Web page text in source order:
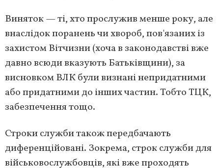
Виняток — ті, хто прослужив менше року, але
внаслідок поранень чи хвороб, пов'язаних із
захистом Вітчизни (хоча в законодавстві вже
давно всюди вказують Батьківщини), за
висновком ВЛК були визнані непридатними
або придатними до інших частин. Тобто ТЦК,
забезпечення тощо.
Строки служби також передбачають
диференційовані. Зокрема, строк служби для
військовослужбовців, які вже проходять